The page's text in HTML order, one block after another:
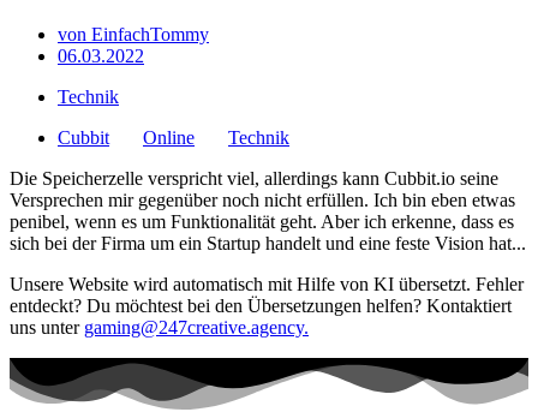
von EinfachTommy
06.03.2022
Technik
Cubbit
Online
Technik
Die Speicherzelle verspricht viel, allerdings kann Cubbit.io seine
Versprechen mir gegenüber noch nicht erfüllen. Ich bin eben etwas
penibel, wenn es um Funktionalität geht. Aber ich erkenne, dass es
sich bei der Firma um ein Startup handelt und eine feste Vision hat...
Unsere Website wird automatisch mit Hilfe von KI übersetzt. Fehler
entdeckt? Du möchtest bei den Übersetzungen helfen? Kontaktiert
uns unter gaming@247creative.agency.